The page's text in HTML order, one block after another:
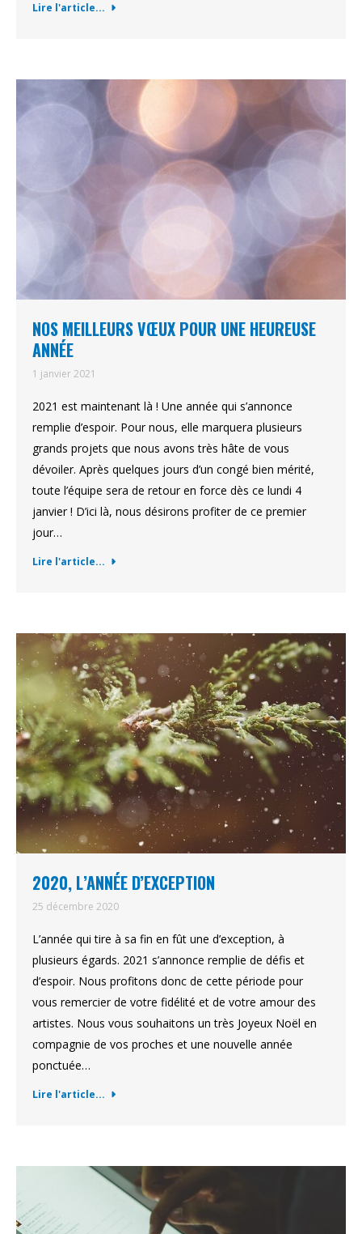
Lire l'article...
NOS MEILLEURS VŒUX POUR UNE HEUREUSE
ANNÉE
1 janvier 2021
2021 est maintenant là ! Une année qui s’annonce
remplie d’espoir. Pour nous, elle marquera plusieurs
grands projets que nous avons très hâte de vous
dévoiler. Après quelques jours d’un congé bien mérité,
toute l’équipe sera de retour en force dès ce lundi 4
janvier ! D’ici là, nous désirons profiter de ce premier
jour…
Lire l'article...
2020, L’ANNÉE D’EXCEPTION
25 décembre 2020
L’année qui tire à sa fin en fût une d’exception, à
plusieurs égards. 2021 s’annonce remplie de défis et
d’espoir. Nous profitons donc de cette période pour
vous remercier de votre fidélité et de votre amour des
artistes. Nous vous souhaitons un très Joyeux Noël en
compagnie de vos proches et une nouvelle année
ponctuée…
Lire l'article...